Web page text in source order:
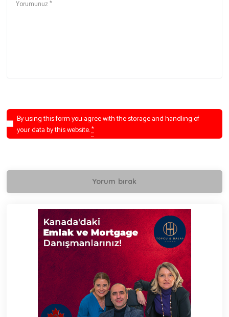
By using this form you agree with the storage and handling of
your data by this website.*